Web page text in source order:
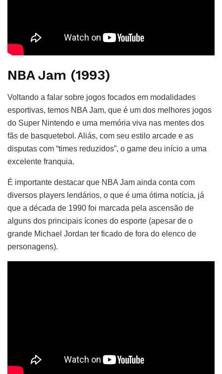
NBA Jam (1993)
Voltando a falar sobre jogos focados em modalidades
esportivas, temos NBA Jam, que é um dos melhores jogos
do Super Nintendo e uma memória viva nas mentes dos
fãs de basquetebol. Aliás, com seu estilo arcade e as
disputas com “times reduzidos”, o game deu início a uma
excelente franquia.
É importante destacar que NBA Jam ainda conta com
diversos players lendários, o que é uma ótima notícia, já
que a década de 1990 foi marcada pela ascensão de
alguns dos principais ícones do esporte (apesar de o
grande Michael Jordan ter ficado de fora do elenco de
personagens).